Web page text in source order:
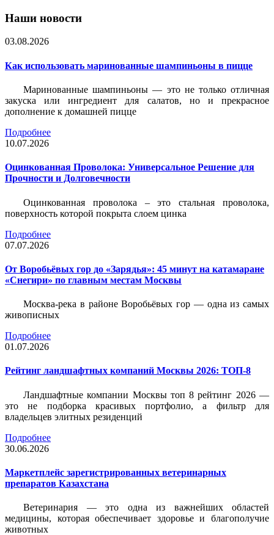
Наши новости
03.08.2026
Как использовать маринованные шампиньоны в пицце
Маринованные шампиньоны — это не только отличная
закуска или ингредиент для салатов, но и прекрасное
дополнение к домашней пицце
Подробнее
10.07.2026
Оцинкованная Проволока: Универсальное Решение для
Прочности и Долговечности
Оцинкованная проволока – это стальная проволока,
поверхность которой покрыта слоем цинка
Подробнее
07.07.2026
От Воробьёвых гор до «Зарядья»: 45 минут на катамаране
«Снегири» по главным местам Москвы
Москва-река в районе Воробьёвых гор — одна из самых
живописных
Подробнее
01.07.2026
Рейтинг ландшафтных компаний Москвы 2026: ТОП-8
Ландшафтные компании Москвы топ 8 рейтинг 2026 —
это не подборка красивых портфолио, а фильтр для
владельцев элитных резиденций
Подробнее
30.06.2026
Маркетплейс зарегистрированных ветеринарных
препаратов Казахстана
Ветеринария — это одна из важнейших областей
медицины, которая обеспечивает здоровье и благополучие
животных